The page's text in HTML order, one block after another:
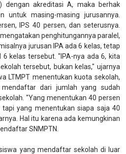
dengan akreditasi A, maka berhak
untuk masing-masing jurusannya.
IPS 40 persen, dan seterusnya.
penghitungannya paralel,
jurusan IPA ada 6 kelas, tetap
kelas tersebut. "IPA-nya ada 6, kita
tersebut, bukan kelas," ujarnya
LTMPT menentukan kuota sekolah,
dari jumlah yang sudah
"Yang menentukan 40 persen
yang menentukan siapa saja 40
Hal itu karena ada kemungkinan
SNMPTN.
yang mendaftar sekolah di luar